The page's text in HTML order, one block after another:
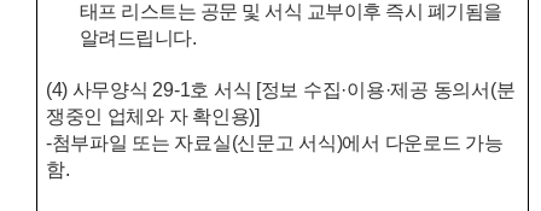
태프 리스트는 공문 및 서식 교부이후 즉시 폐기됨을
알려드립니다.
(4) 사무양식 29-1호 서식 [정보 수집·이용·제공 동의서 (분
쟁중인 업체와 자 확인용)]
-첨부파일 또는 자료실(신문고 서식)에서 다운로드 가능
함.